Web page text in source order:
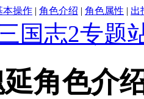
本操作 | 角色介绍 | 角色属性 | 出
国志2专题
角色介